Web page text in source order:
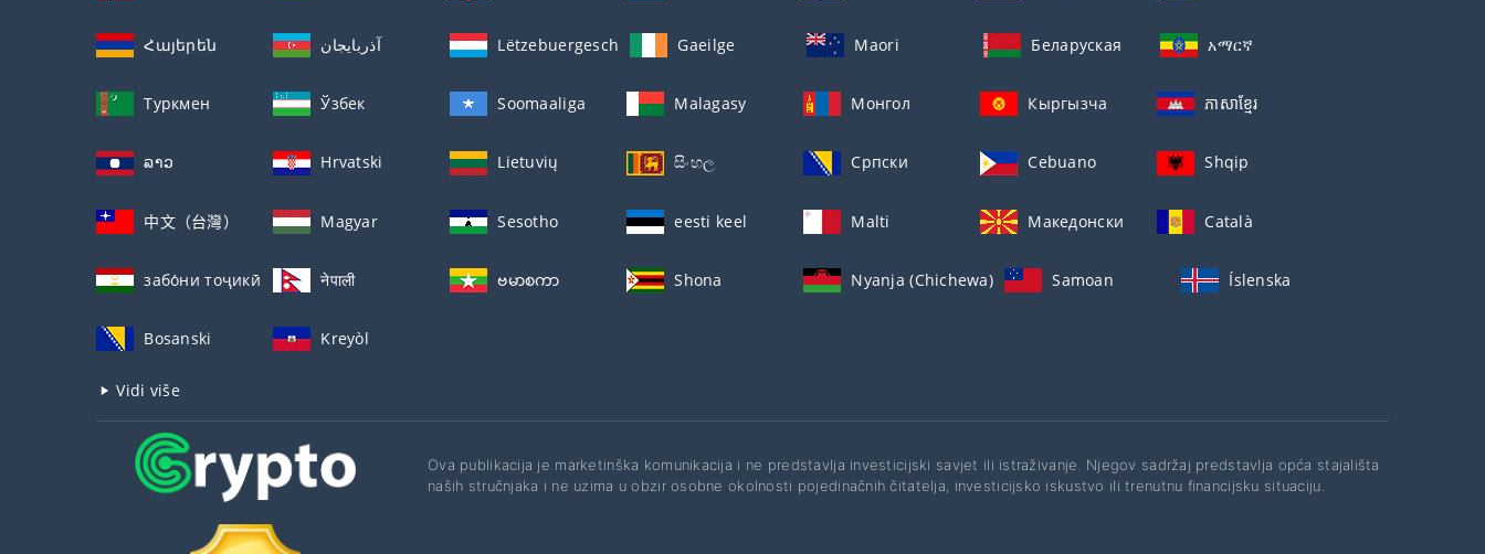
Հայերեն آذربايجان Lëtzebuergesch Gaeilge Maori Беларуская አማርኛ
Туркмен Ўзбек Soomaaliga Malagasy Монгол Кыргызча ភាសាខ្មែរ
ລາວ Hrvatski Lietuvių සිංහල Српски Cebuano Shqip
中文（台灣） Magyar Sesotho eesti keel Malti Македонски Català
забо́ни тоҷикӣ́ नेपाली ဗမာစကာ Shona Nyanja (Chichewa) Samoan Íslenska
Bosanski Kreyòl
Vidi više
Ova publikacija je marketinška komunikacija i ne predstavlja investicijski savjet ili istraživanje. Njegov sadržaj predstavlja opća stajališta
naših stručnjaka i ne uzima u obzir osobne okolnosti pojedinačnih čitatelja, investicijsko iskustvo ili trenutnu financijsku situaciju.